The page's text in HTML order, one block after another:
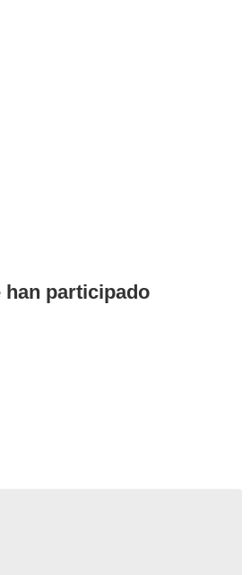
han participado